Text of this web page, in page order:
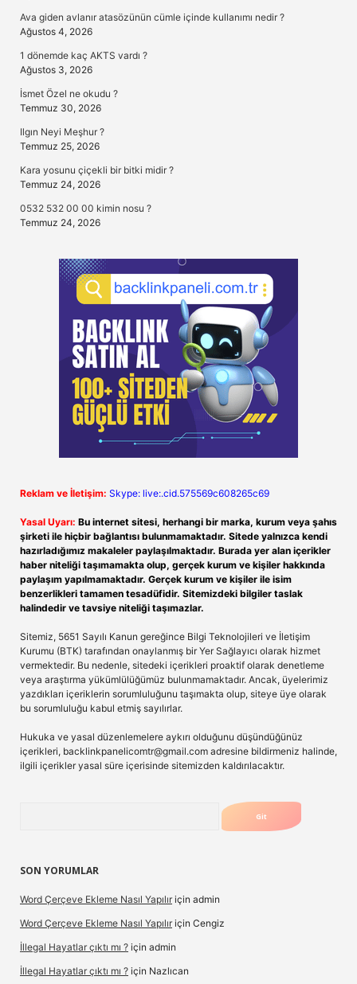
Ava giden avlanır atasözünün cümle içinde kullanımı nedir ?
Ağustos 4, 2026
1 dönemde kaç AKTS vardı ?
Ağustos 3, 2026
İsmet Özel ne okudu ?
Temmuz 30, 2026
Ilgın Neyi Meşhur ?
Temmuz 25, 2026
Kara yosunu çiçekli bir bitki midir ?
Temmuz 24, 2026
0532 532 00 00 kimin nosu ?
Temmuz 24, 2026
Reklam ve İletişim: Skype: live:.cid.575569c608265c69
Yasal Uyarı: Bu internet sitesi, herhangi bir marka, kurum veya şahıs
şirketi ile hiçbir bağlantısı bulunmamaktadır. Sitede yalnızca kendi
hazırladığımız makaleler paylaşılmaktadır. Burada yer alan içerikler
haber niteliği taşımamakta olup, gerçek kurum ve kişiler hakkında
paylaşım yapılmamaktadır. Gerçek kurum ve kişiler ile isim
benzerlikleri tamamen tesadüfidir. Sitemizdeki bilgiler taslak
halindedir ve tavsiye niteliği taşımazlar.
Sitemiz, 5651 Sayılı Kanun gereğince Bilgi Teknolojileri ve İletişim
Kurumu (BTK) tarafından onaylanmış bir Yer Sağlayıcı olarak hizmet
vermektedir. Bu nedenle, sitedeki içerikleri proaktif olarak denetleme
veya araştırma yükümlülüğümüz bulunmamaktadır. Ancak, üyelerimiz
yazdıkları içeriklerin sorumluluğunu taşımakta olup, siteye üye olarak
bu sorumluluğu kabul etmiş sayılırlar.
Hukuka ve yasal düzenlemelere aykırı olduğunu düşündüğünüz
içerikleri, backlinkpanelicomtr@gmail.com adresine bildirmeniz halinde,
ilgili içerikler yasal süre içerisinde sitemizden kaldırılacaktır.
SON YORUMLAR
Word Çerçeve Ekleme Nasıl Yapılır için admin
Word Çerçeve Ekleme Nasıl Yapılır için Cengiz
İllegal Hayatlar çıktı mı ? için admin
İllegal Hayatlar çıktı mı ? için Nazlıcan